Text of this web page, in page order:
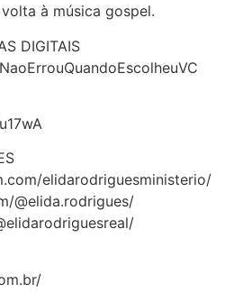
à música gospel.
DIGITAIS
elidarodriguesministerio/
@elida.rodrigues/